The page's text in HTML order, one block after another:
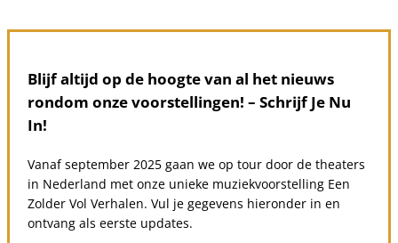
Blijf altijd op de hoogte van al het nieuws
rondom onze voorstellingen! – Schrijf Je Nu
In!
Vanaf september 2025 gaan we op tour door de theaters
in Nederland met onze unieke muziekvoorstelling Een
Zolder Vol Verhalen. Vul je gegevens hieronder in en
ontvang als eerste updates.